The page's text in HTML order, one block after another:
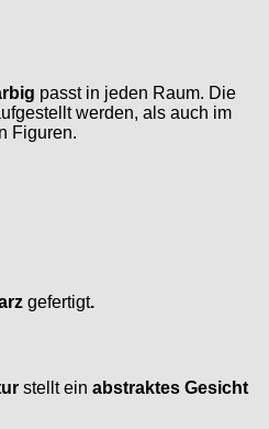
passt in jeden Raum. Die
werden, als auch im
Figuren.
gefertigt.
stellt ein abstraktes Gesicht